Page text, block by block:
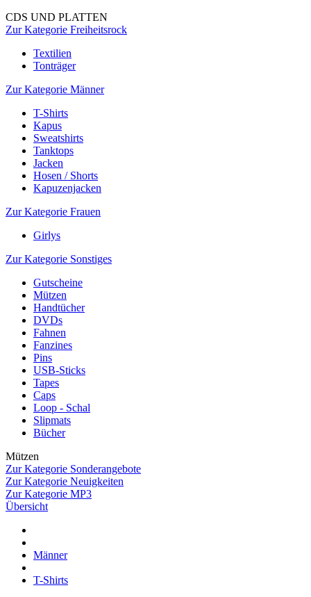
CDS UND PLATTEN
Zur Kategorie Freiheitsrock
Textilien
Tonträger
Zur Kategorie Männer
T-Shirts
Kapus
Sweatshirts
Tanktops
Jacken
Hosen / Shorts
Kapuzenjacken
Zur Kategorie Frauen
Girlys
Zur Kategorie Sonstiges
Gutscheine
Mützen
Handtücher
DVDs
Fahnen
Fanzines
Pins
USB-Sticks
Tapes
Caps
Loop - Schal
Slipmats
Bücher
Mützen
Zur Kategorie Sonderangebote
Zur Kategorie Neuigkeiten
Zur Kategorie MP3
Übersicht
Männer
T-Shirts